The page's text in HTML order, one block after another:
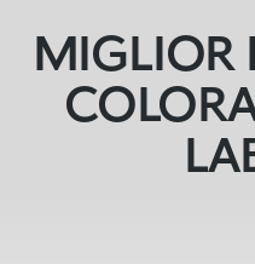
MIGLIOR